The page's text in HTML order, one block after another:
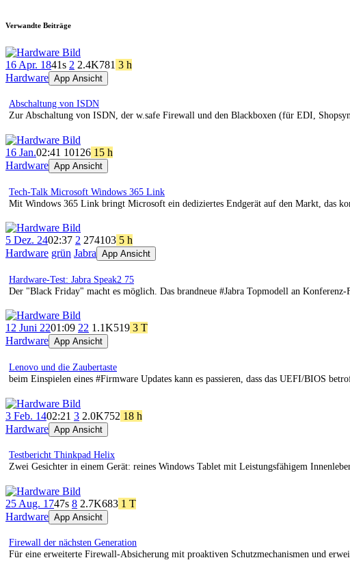
Verwandte Beiträge
16 Apr. 1841s 2 2.4K781 3 h
Hardware App Ansicht
Abschaltung von ISDN
Zur Abschaltung von ISDN, der w.safe Firewall und den Blackboxen (für EDI,
16 Jan.02:41 101 26 15 h
Hardware App Ansicht
Tech-Talk Microsoft Windows 365 Link
Mit Windows 365 Link bringt Microsoft ein dediziertes Endgerät auf den Markt, das
5 Dez. 2402:37 2 274103 5 h
Hardware grün Jabra App Ansicht
Hardware-Test: Jabra Speak2 75
Der "Black Friday" macht es möglich. Das brandneue #Jabra Topmodell an
12 Juni 2201:09 22 1.1K519 3 T
Hardware App Ansicht
Lenovo und die Zaubertaste
beim Einspielen eines #Firmware Updates kann es passieren, dass das UEFI/BIOS
3 Feb. 1402:21 3 2.0K752 18 h
Hardware App Ansicht
Testbericht Thinkpad Helix
Zwei Gesichter in einem Gerät: reines Windows Tablet mit Leistungsfähigem
25 Aug. 1747s 8 2.7K683 1 T
Hardware App Ansicht
Firewall der nächsten Generation
Für eine erweiterte Firewall-Absicherung mit proaktiven Schutzmechanismen und